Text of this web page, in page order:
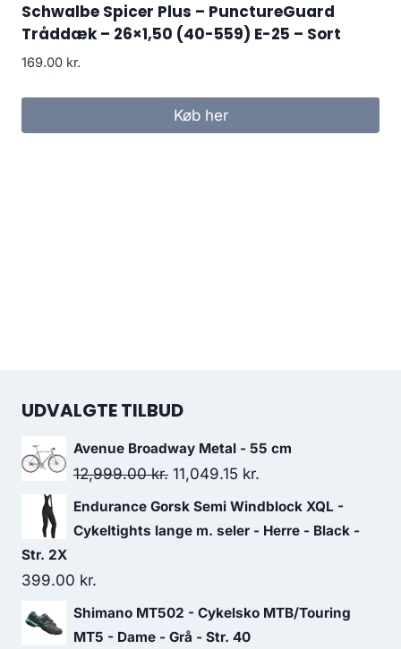
Schwalbe Spicer Plus – PunctureGuard
Tråddæk – 26×1,50 (40-559) E-25 – Sort
169.00 kr.
Køb her
UDVALGTE TILBUD
Avenue Broadway Metal - 55 cm
12,999.00kr. Original
price
was:
11,049.15 kr.
price
is:
Endurance Gorsk Semi Windblock XQL -
Cykeltights lange m. seler - Herre - Black -
Str. 2X
399.00 kr.
Shimano MT502 - Cykelsko MTB/Touring
MT5 - Dame - Grå - Str. 40